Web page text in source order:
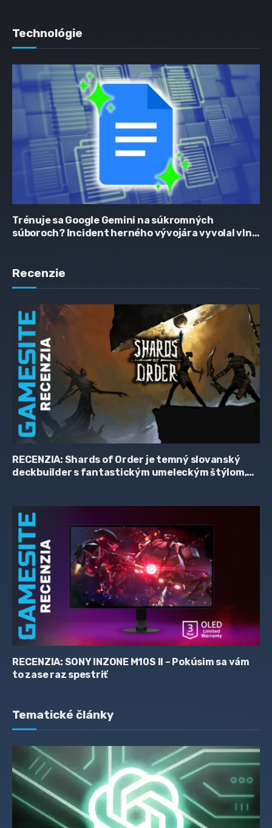
Technológie
Trénuje sa Google Gemini na súkromných
súboroch? Incident herného vývojára vyvolal vlnu
Recenzie
RECENZIA: Shards of Order je temný slovanský
deckbuilder s fantastickým umeleckým štýlom,
RECENZIA: SONY INZONE M10S II – Pokúsim sa vám
to zase raz spestriť
Tematické články